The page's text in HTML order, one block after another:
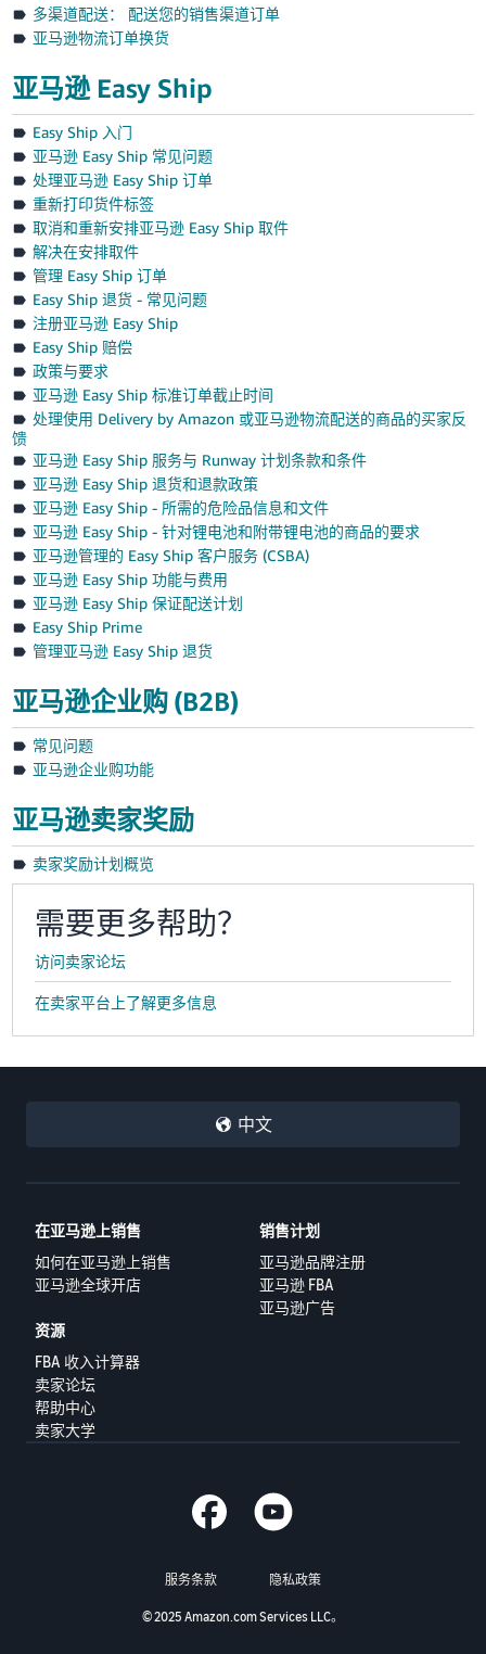
多渠道配送： 配送您的销售渠道订单
亚马逊物流订单换货
亚马逊 Easy Ship
Easy Ship 入门
亚马逊 Easy Ship 常见问题
处理亚马逊 Easy Ship 订单
重新打印货件标签
取消和重新安排亚马逊 Easy Ship 取件
解决在安排取件
管理 Easy Ship 订单
Easy Ship 退货 - 常见问题
注册亚马逊 Easy Ship
Easy Ship 赔偿
政策与要求
亚马逊 Easy Ship 标准订单截止时间
处理使用 Delivery by Amazon 或亚马逊物流配送的商品的买家反
馈
亚马逊 Easy Ship 服务与 Runway 计划条款和条件
亚马逊 Easy Ship 退货和退款政策
亚马逊 Easy Ship - 所需的危险品信息和文件
亚马逊 Easy Ship - 针对锂电池和附带锂电池的商品的要求
亚马逊管理的 Easy Ship 客户服务 (CSBA)
亚马逊 Easy Ship 功能与费用
亚马逊 Easy Ship 保证配送计划
Easy Ship Prime
管理亚马逊 Easy Ship 退货
亚马逊企业购 (B2B)
常见问题
亚马逊企业购功能
亚马逊卖家奖励
卖家奖励计划概览
需要更多帮助？
访问卖家论坛
在卖家平台上了解更多信息
中文
在亚马逊上销售
如何在亚马逊上销售
亚马逊全球开店
销售计划
亚马逊品牌注册
亚马逊 FBA
亚马逊广告
资源
FBA 收入计算器
卖家论坛
帮助中心
卖家大学
服务条款 隐私政策
© 2025 Amazon.com Services LLC。